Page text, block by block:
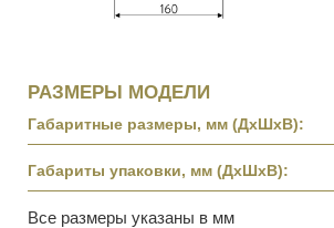
РАЗМЕРЫ МОДЕЛИ
Габаритные размеры, мм (ДхШхВ):
Габариты упаковки, мм (ДхШхВ):
Все размеры указаны в мм